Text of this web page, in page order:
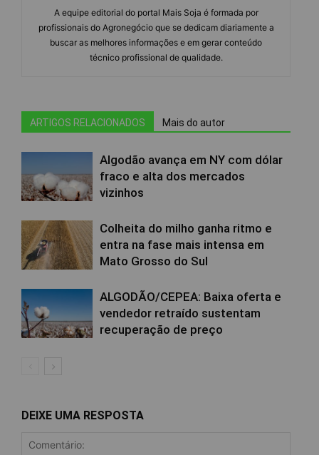
A equipe editorial do portal Mais Soja é formada por
profissionais do Agronegócio que se dedicam diariamente a
buscar as melhores informações e em gerar conteúdo
técnico profissional de qualidade.
ARTIGOS RELACIONADOS Mais do autor
Algodão avança em NY com dólar
fraco e alta dos mercados
vizinhos
Colheita do milho ganha ritmo e
entra na fase mais intensa em
Mato Grosso do Sul
ALGODÃO/CEPEA: Baixa oferta e
vendedor retraído sustentam
recuperação de preço
DEIXE UMA RESPOSTA